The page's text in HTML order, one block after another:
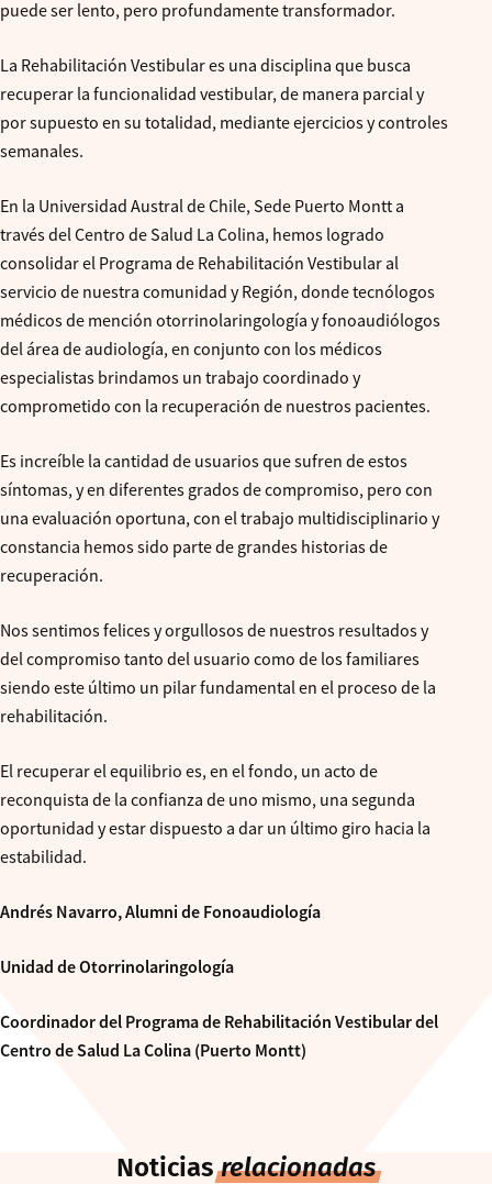
puede ser lento, pero profundamente transformador.
La Rehabilitación Vestibular es una disciplina que busca
recuperar la funcionalidad vestibular, de manera parcial y
por supuesto en su totalidad, mediante ejercicios y controles
semanales.
En la Universidad Austral de Chile, Sede Puerto Montt a
través del Centro de Salud La Colina, hemos logrado
consolidar el Programa de Rehabilitación Vestibular al
servicio de nuestra comunidad y Región, donde tecnólogos
médicos de mención otorrinolaringología y fonoaudiólogos
del área de audiología, en conjunto con los médicos
especialistas brindamos un trabajo coordinado y
comprometido con la recuperación de nuestros pacientes.
Es increíble la cantidad de usuarios que sufren de estos
síntomas, y en diferentes grados de compromiso, pero con
una evaluación oportuna, con el trabajo multidisciplinario y
constancia hemos sido parte de grandes historias de
recuperación.
Nos sentimos felices y orgullosos de nuestros resultados y
del compromiso tanto del usuario como de los familiares
siendo este último un pilar fundamental en el proceso de la
rehabilitación.
El recuperar el equilibrio es, en el fondo, un acto de
reconquista de la confianza de uno mismo, una segunda
oportunidad y estar dispuesto a dar un último giro hacia la
estabilidad.
Andrés Navarro, Alumni de Fonoaudiología
Unidad de Otorrinolaringología
Coordinador del Programa de Rehabilitación Vestibulardel
Centro de Salud La Colina (Puerto Montt)
Noticiasrelacionadas